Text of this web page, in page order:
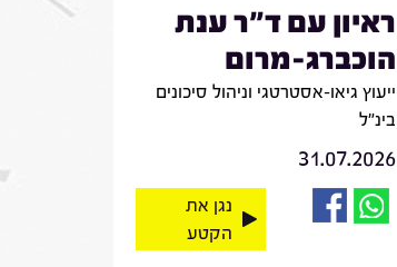
ראיון עם ד"ר ענת
הוכברג-מרום
ייעוץ גיאו-אסטרטגי וניהול סיכונים
בינ"ל
31.07.2026
נגן את
הקטע